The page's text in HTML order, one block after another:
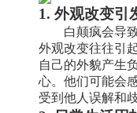
1. 外观改变引
白颠疯会导致
外观改变往往引
自己的外貌产生
心。他们可能会
受到他人误解和歧